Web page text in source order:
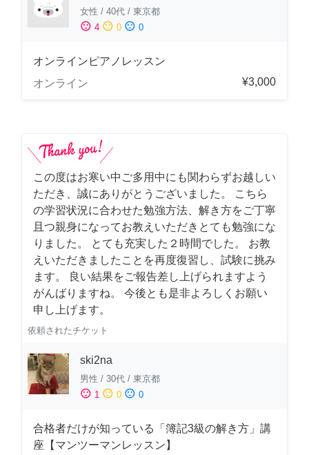
女性 / 40代 / 東京都
sentiment_satisfied 4 sentiment_neutral 0 sentiment_dissatisfied 0
オンラインピアノレッスン
オンライン
¥3,000
この度はお寒い中ご多用中にも関わらずお越しい
ただき、誠にありがとうございました。 こちら
の学習状況に合わせた勉強方法、解き方をご丁寧
且つ親身になってお教えいただきとても勉強にな
りました。 とても充実した２時間でした。 お教
えいただきましたことを再度復習し、試験に挑み
ます。 良い結果をご報告差し上げられますよう
がんばりますね。 今後とも是非よろしくお願い
申し上げます。
依頼されたチケット
ski2na
男性 / 30代 / 東京都
sentiment_satisfied 1 sentiment_neutral 0 sentiment_dissatisfied 0
合格者だけが知っている「簿記3級の解き方」講
座【マンツーマンレッスン】